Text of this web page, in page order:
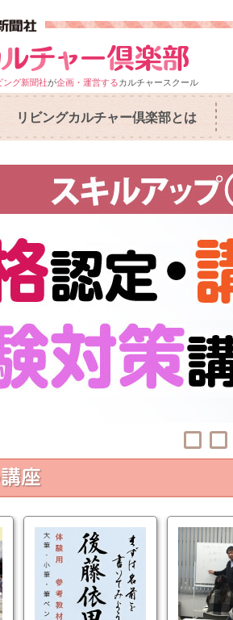
ング新聞社が企画・運営するカルチャースクール
リビングカルチャー倶楽部とは